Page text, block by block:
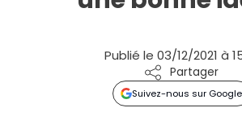
Publié le 03/12/2021 à
Partager
Suivez-nous sur Google